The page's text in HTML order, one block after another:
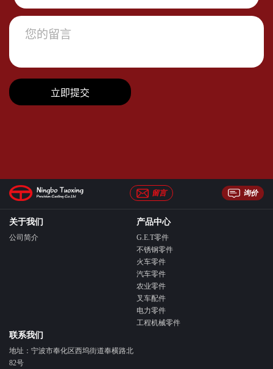
留言 询价
关于我们
公司简介
产品中心
G.E.T零件
不锈钢零件
火车零件
汽车零件
农业零件
叉车配件
电力零件
工程机械零件
联系我们
地址：宁波市奉化区西坞街道奉横路北
82号